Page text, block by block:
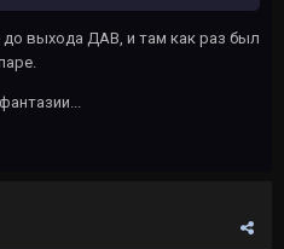
выхода ДАВ, и там как раз был